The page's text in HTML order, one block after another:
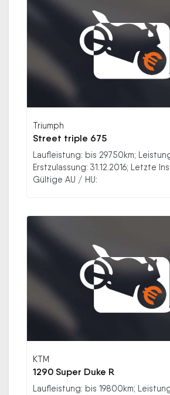
Triumph
Street triple 675
Laufleistung: bis 29750km;
Erstzulassung: 31.12.2016; Letzte
Gültige AU / HU:
KTM
1290 Super Duke R
Laufleistung: bis 19800km;